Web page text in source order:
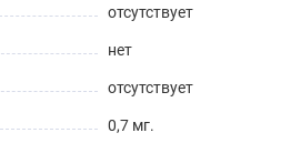
отсутствует
нет
отсутствует
0,7 мг.